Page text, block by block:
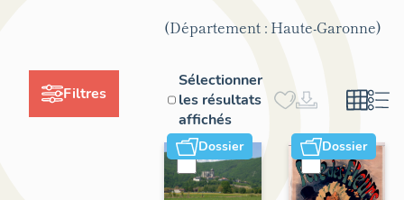
Filtres
(Département : Haute-Garonne)
Sélectionner
les résultats
affichés
Dossier Dossier